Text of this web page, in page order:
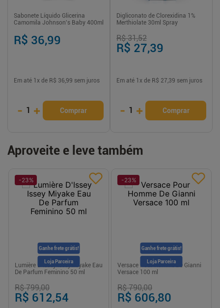
Sabonete Líquido Glicerina
Camomila Johnson's Baby 400ml
R$ 36,99
Em até 1 x de R$ 36,99 sem juros
- 1 + Comprar
Digliconato de Clorexidina 1%
Merthiolate 30ml Spray
R$ 31,52
R$ 27,39
Em até 1 x de R$ 27,39 sem juros
- 1 + Comprar
Aproveite e leve também
Ganhe frete grátis!
Loja Parceira
-23%
Lumière D'Issey Issey Miyake Eau
De Parfum Feminino 50 ml
R$ 799,00
R$ 612,54
Ganhe frete grátis!
Loja Parceira
-23%
Versace Pour Homme De Gianni
Versace 100 ml
R$ 790,00
R$ 606,80